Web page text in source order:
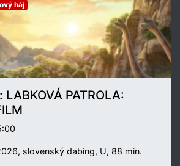
háj
PATROLA:
slovenský dabing, U, 88 min.